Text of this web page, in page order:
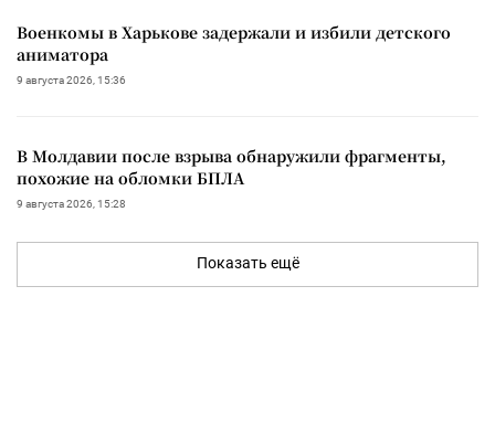
Военкомы в Харькове задержали и избили детского
аниматора
9 августа 2026, 15:36
В Молдавии после взрыва обнаружили фрагменты,
похожие на обломки БПЛА
9 августа 2026, 15:28
Показать ещё